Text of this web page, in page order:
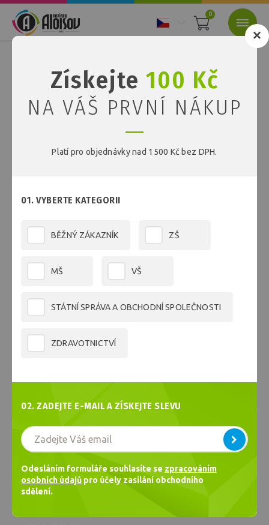
0
Registrační údaje
E-MAIL*
HESLO OVĚŘENÍ
JMÉNO*
Získejte100 Kč
NA VÁŠ PRVNÍ NÁKUP
Platí pro objednávky nad 1500 Kč bez DPH.
01. VYBERTE KATEGORII
BĚŽNÝ ZÁKAZNÍK ZŠ
MŠ VŠ
STÁTNÍ SPRÁVA A OBCHODNÍ SPOLEČNOSTI
ZDRAVOTNICTVÍ
02. ZADEJTE E-MAIL A ZÍSKEJTE SLEVU
Odesláním formuláře souhlasíte se zpracováním
osobních údajů pro účely zasílání obchodního
sdělení.